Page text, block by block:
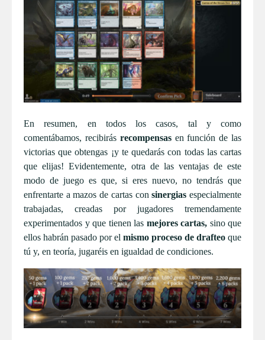
En resumen, en todos los casos, tal y como
comentábamos, recibirás recompensasen función de las
victorias que obtengas ¡y te quedarás con todas las cartas
que elijas! Evidentemente, otra de las ventajas de este
modo de juego es que, si eres nuevo, no tendrás que
enfrentarte a mazos de cartas consinergias especialmente
trabajadas, creadas por jugadores tremendamente
experimentados y que tienen las mejores cartas, sino que
ellos habrán pasado por el mismo proceso de drafteo que
tú y, en teoría, jugaréis en igualdad de condiciones.